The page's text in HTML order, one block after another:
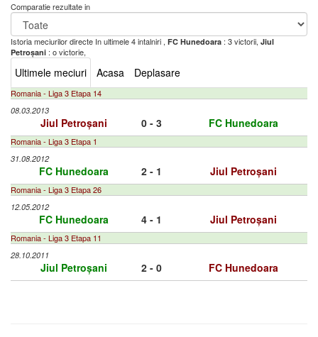
Comparatie rezultate in
Istoria meciurilor directe In ultimele 4 intalniri , FC Hunedoara : 3 victorii, Jiul
Petroșani : o victorie,
Ultimele meciuri Acasa Deplasare
Romania - Liga 3 Etapa 14
08.03.2013
Jiul Petroșani 0 - 3 FC Hunedoara
Romania - Liga 3 Etapa 1
31.08.2012
FC Hunedoara 2 - 1 Jiul Petroșani
Romania - Liga 3 Etapa 26
12.05.2012
FC Hunedoara 4 - 1 Jiul Petroșani
Romania - Liga 3 Etapa 11
28.10.2011
Jiul Petroșani 2 - 0 FC Hunedoara